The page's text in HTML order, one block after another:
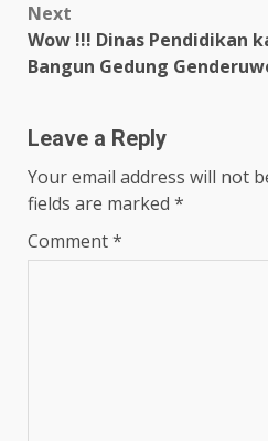
Next
Wow !!! Dinas Pendidikan
Bangun Gedung
Leave a Reply
Your email address will not
fields are marked *
Comment*